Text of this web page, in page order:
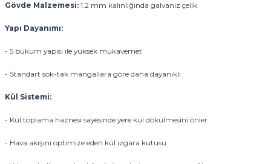
Gövde Malzemesi: 1.2 mm kalınlığında galvaniz çelik
Yapı Dayanımı:
- 5 büküm yapısı ile yüksek mukavemet
- Standart sök-tak mangallara göre daha dayanıklı
Kül Sistemi:
- Kül toplama haznesi sayesinde yere kül dökülmesini önler
- Hava akışını optimize eden kül ızgara kutusu